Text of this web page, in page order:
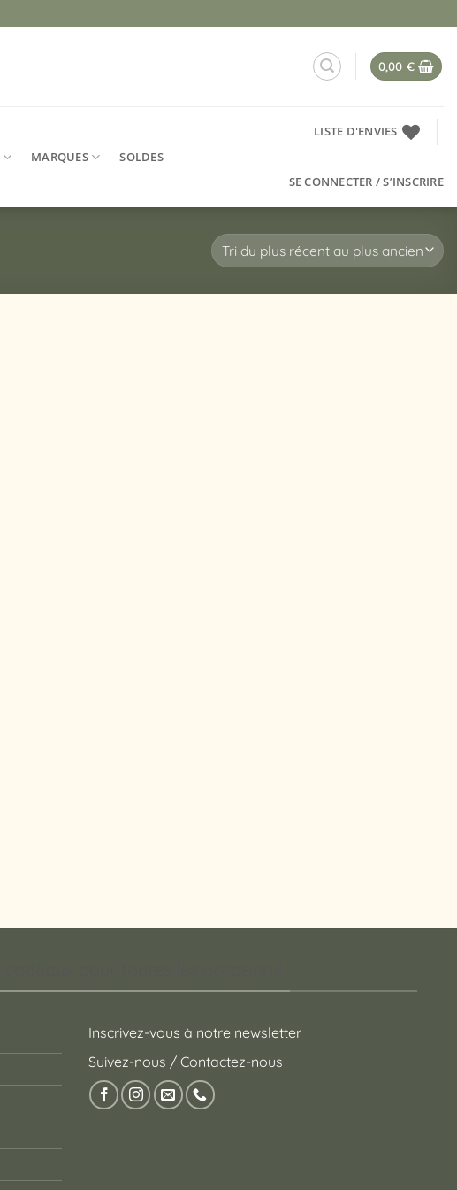
0,00 €
MARQUES SOLDES
LISTE D'ENVIES
SE CONNECTER / S’INSCRIRE
Inscrivez-vous à notre newsletter
Suivez-nous / Contactez-nous